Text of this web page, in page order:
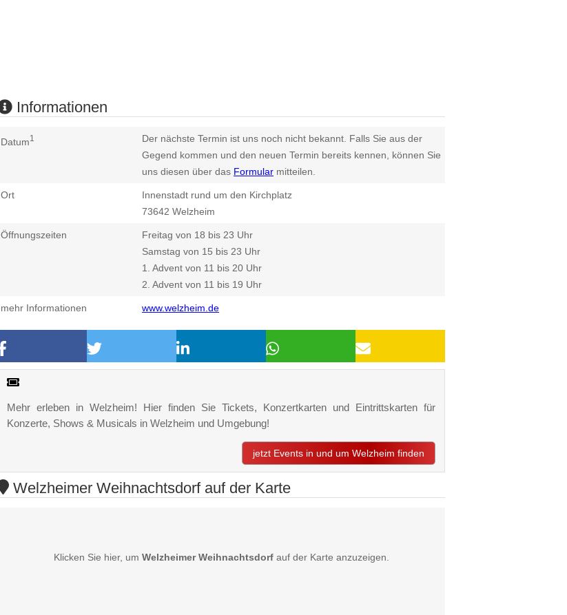
Informationen
Datum1
Der nächste Termin ist uns noch nicht bekannt. Falls Sie aus der
Gegend kommen und den neuen Termin bereits kennen, können Sie
uns diesen über das Formular mitteilen.
Ort
Innenstadt rund um den Kirchplatz
73642 Welzheim
Öffnungszeiten
Freitag von 18 bis 23 Uhr
Samstag von 15 bis 23 Uhr
1. Advent von 11 bis 20 Uhr
2. Advent von 11 bis 19 Uhr
mehr Informationen www.welzheim.de
Mehr erleben in Welzheim! Hier finden Sie Tickets, Konzertkarten und Eintrittskarten für
Konzerte, Shows & Musicals in Welzheim und Umgebung!
jetzt Events in und um Welzheim finden
Welzheimer Weihnachtsdorf auf der Karte
Klicken Sie hier, um Welzheimer Weihnachtsdorfauf der Karte anzuzeigen.